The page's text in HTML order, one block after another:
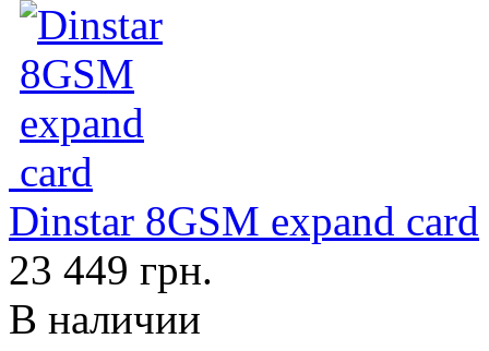
Dinstar 8GSM expand card
23 449 грн.
В наличии